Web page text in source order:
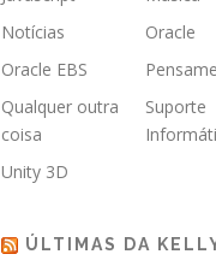
Notícias
Oracle
Oracle EBS
Qualquer outra
coisa
Suporte
Unity 3D
ÚLTIMAS DA